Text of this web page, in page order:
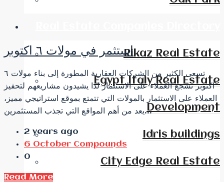
Rikaz Real Estate
Egypt Italy Real Estate
Development
Idris buildings
City Edge Real Estate
استثمر في مولات ٦ اكتوبر
تسعى الكثير من الشركات العقارية المطورة إلى بناء مولات ٦
اكتوبر تشجع العملاء على الاستثمار لذا يشيدون مشاريعهم لتحفيز
العملاء على الاستثمار بالمولات التي تتمتع بموقع استراتيجي مميز،
يعد من أهم المواقع التي تجذب المستثمرين...
2 years ago
6 October Compounds
0
Read More